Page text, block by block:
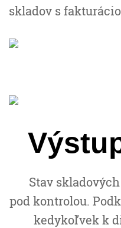
skladov s
Stav
pod kontrolou.
kedykoľvek k